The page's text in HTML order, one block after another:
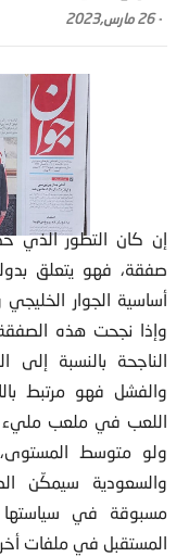
-26 مارس,2023
إن كان التطور الذي
صفقة، فهو يتعلق
أساسية الجوار
وإذا نجحت هذه
الناجحة بالنسبة إلى
والفشل فهو مرتبط
اللعب في ملعب مليء
ولو متوسط
والسعودية سيمكّن
مسبوقة في سياستها
المستقبل في ملفات